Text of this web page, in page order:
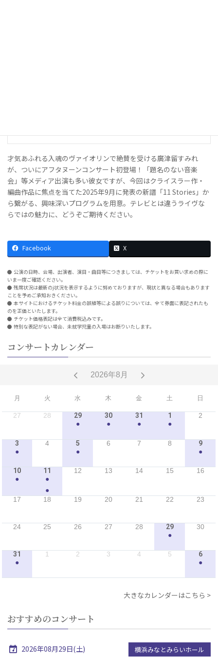
才気あふれる入魂のヴァイオリンで絶賛を受ける廣津留すみれ
が、ついにアフタヌーンコンサート初登場！「題名のない音楽
会」等メディア出演も多い彼女ですが、今回はクライスラー作・
編曲作品に焦点を当てた2025年9月に発表の新譜「11 Stories」か
ら繋がる、興味深いプログラムを用意。テレビとは違うライヴな
らではの魅力に、どうぞご期待ください。
Facebook X
公演の日時、会場、出演者、演目・曲目等につきましては、チケットをお買い求めの際に
いま一度ご確認ください。
残席状況は最新のj状況を表示するように努めておりますが、現状と異なる場合もあります
ことを予めご承知おきください。
本サイトにおけるチケット料金の誤植等による誤りについては、全て券面に表記されたも
のを正価といたします。
チケット価格表記は全て消費税込みです。
特別な表記がない場合、未就学児童の入場はお断りいたします。
コンサートカレンダー
2026年8月
月 火 水 木 金 土 日
27 28 29 30 31 1 2
● ● ● ●
3 4 5 6 7 8 9
● ● ●
10 11 12 13 14 15 16
●
●
●
17 18 19 20 21 22 23
24 25 26 27 28 29 30
●
31 1 2 3 4 5 6
● ●
大きなカレンダーはこちら
おすすめのコンサート
2026年08月29日(土) 横浜みなとみらいホール